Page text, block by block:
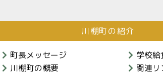
川棚町の紹介
町長メッセージ
川棚町の概要
学校給
関連リ